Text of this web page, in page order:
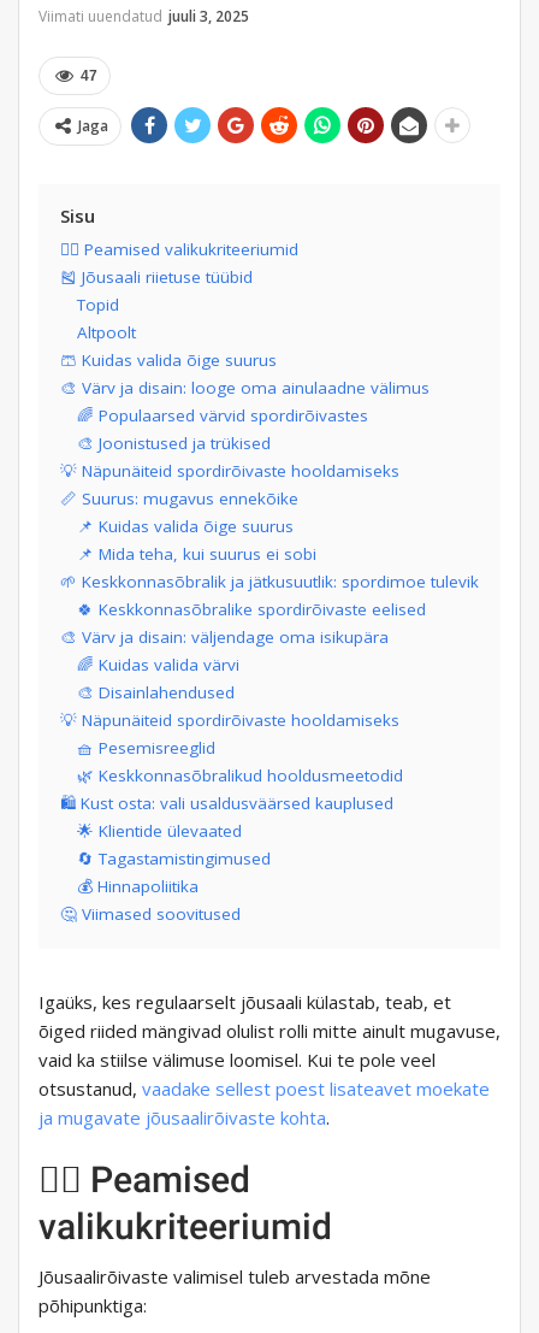
Viimati uuendatud juuli 3, 2025
47
Jaga
Sisu
🧘‍♀️ Peamised valikukriteeriumid
🎽 Jõusaali riietuse tüübid
Topid
Altpoolt
🩳 Kuidas valida õige suurus
🎨 Värv ja disain: looge oma ainulaadne välimus
🌈 Populaarsed värvid spordirõivastes
🎨 Joonistused ja trükised
💡 Näpunäiteid spordirõivaste hooldamiseks
📏 Suurus: mugavus ennekõike
📌 Kuidas valida õige suurus
📌 Mida teha, kui suurus ei sobi
🌱 Keskkonnasõbralik ja jätkusuutlik: spordimoe tulevik
🍀 Keskkonnasõbralike spordirõivaste eelised
🎨 Värv ja disain: väljendage oma isikupära
🌈 Kuidas valida värvi
🎨 Disainlahendused
💡 Näpunäiteid spordirõivaste hooldamiseks
🧺 Pesemisreeglid
🌿 Keskkonnasõbralikud hooldusmeetodid
🛍️ Kust osta: vali usaldusväärsed kauplused
🌟 Klientide ülevaated
🔄 Tagastamistingimused
💰 Hinnapoliitika
🤔 Viimased soovitused
Igaüks, kes regulaarselt jõusaali külastab, teab, et
õiged riided mängivad olulist rolli mitte ainult mugavuse,
vaid ka stiilse välimuse loomisel. Kui te pole veel
otsustanud, vaadake sellest poest lisateavet moekate
ja mugavate jõusaalirõivaste kohta.
🧘‍♀️ Peamised
valikukriteeriumid
Jõusaalirõivaste valimisel tuleb arvestada mõne
põhipunktiga: